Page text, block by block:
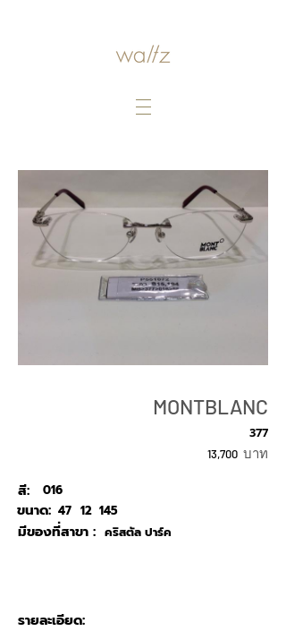
MONTBLANC
377
13,700 บาท
สี:
016
47
ขนาด: 12 145
คริสตัล ปาร์ค
มีของที่สาขา :
รายละเอียด: